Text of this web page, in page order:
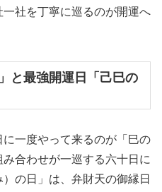
社を丁寧に巡るのが開運へ
と最強開運日「己巳の
一度やって来るのが「巳の
合わせが一巡する六十日に
の日」は、弁財天の御縁日